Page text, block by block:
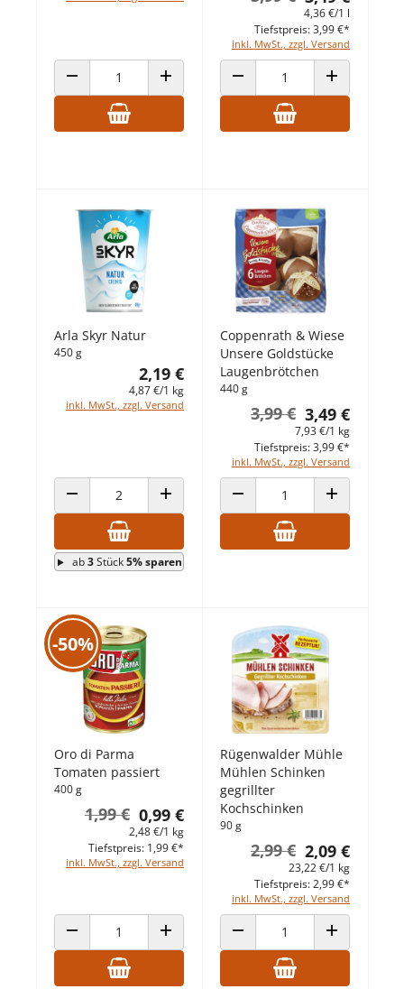
ANZAHL VERRINGERNANZAHL ERHÖHEN
4,36 €/1 l
inkl. MwSt., zzgl. Versand
Tiefstpreis: 3,99 €*
ANZAHL VERRINGERNANZAHL
Arla Skyr Natur
450 g
2,19 €
4,87 €/1 kg
inkl. MwSt., zzgl. Versand
ANZAHL VERRINGERNANZAHL ERHÖHEN
ab3Stück5% sparen
Coppenrath & Wiese
Unsere Goldstücke
Laugenbrötchen
440 g
3,49 €
3,99 €
7,93 €/1 kg
inkl. MwSt., zzgl. Versand
Tiefstpreis: 3,99 €*
ANZAHL VERRINGERNANZAHL
-50%
Oro di Parma
Tomaten passiert
400 g
0,99 €
1,99 €
2,48 €/1 kg
inkl. MwSt., zzgl. Versand
Tiefstpreis: 1,99 €*
ANZAHL VERRINGERNANZAHL ERHÖHEN
Rügenwalder Mühle
Mühlen Schinken
gegrillter
Kochschinken
90 g
2,09 €
2,99 €
23,22 €/1 kg
inkl. MwSt., zzgl. Versand
Tiefstpreis: 2,99 €*
ANZAHL VERRINGERNANZAHL